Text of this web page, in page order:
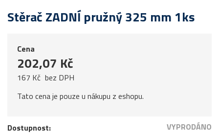
Stěrač ZADNÍ pružný 325 mm 1ks
Cena
202,07 Kč
167 Kč bez DPH
Tato cena je pouze u nákupu z eshopu.
Dostupnost: VYPRODÁNO